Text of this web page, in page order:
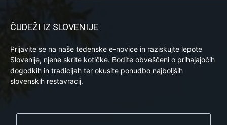
ČUDEŽI IZ SLOVENIJE
Prijavite se na naše tedenske e-novice in raziskujte lepote
Slovenije, njene skrite kotičke. Bodite obveščeni o prihajajočih
dogodkih in tradicijah ter okusite ponudbo najboljših
slovenskih restavracij.